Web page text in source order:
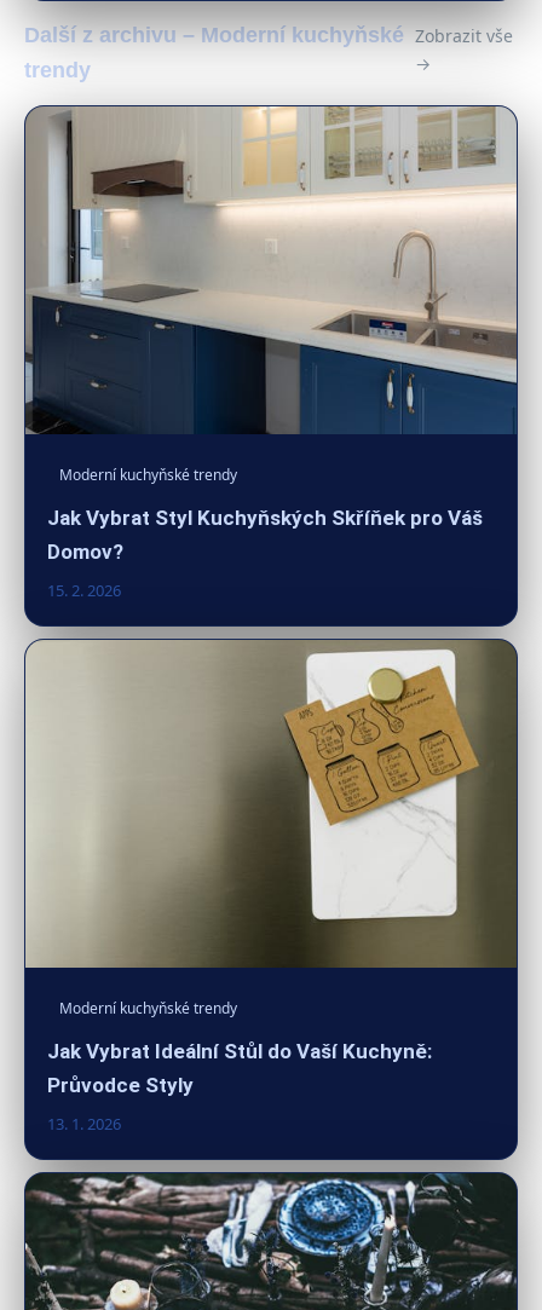
Další z archivu – Moderní kuchyňské
trendy
Zobrazit vše
→
Moderní kuchyňské trendy
Jak Vybrat Styl Kuchyňských Skříňek pro Váš
Domov?
15. 2. 2026
Moderní kuchyňské trendy
Jak Vybrat Ideální Stůl do Vaší Kuchyně:
Průvodce Styly
13. 1. 2026